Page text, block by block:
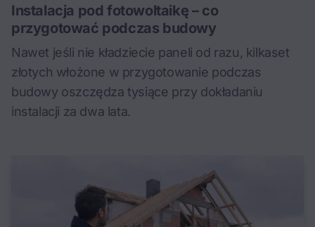
Instalacja pod fotowoltaikę – co
przygotować podczas budowy
Nawet jeśli nie kładziecie paneli od razu, kilkaset
złotych włożone w przygotowanie podczas
budowy oszczędza tysiące przy dokładaniu
instalacji za dwa lata.